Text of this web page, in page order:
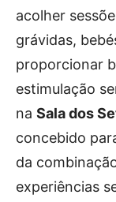
Voz da
»»» Fundação
Seia em
Contactos
acolher
grávidas,
proporcionar
estimulação
na Sala dos
concebido
da
experiências